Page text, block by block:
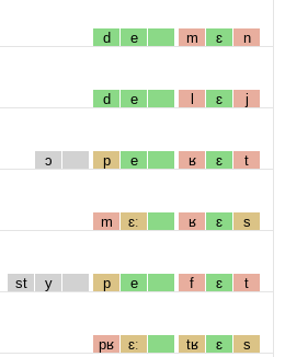
d e m ɛ n
d e l ɛ j
ɔ p e ʁ ɛ t
m ɛː ʁ ɛ s
st y p e f ɛ t
pʁ ɛː tʁ ɛ s